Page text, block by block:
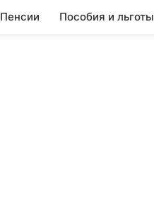
Пенсии Пособия и льготы